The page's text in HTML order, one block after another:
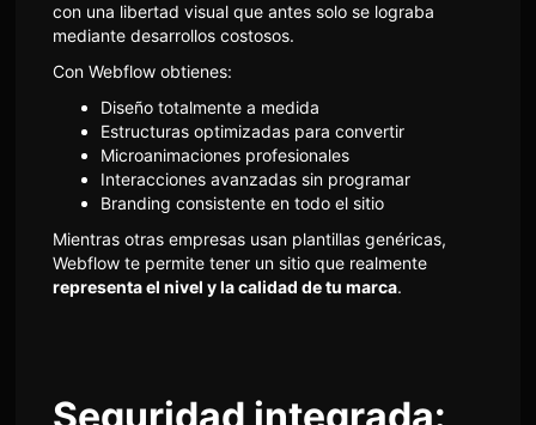
con una libertad visual que antes solo se lograba
mediante desarrollos costosos.
Con Webflow obtienes:
Diseño totalmente a medida
Estructuras optimizadas para convertir
Microanimaciones profesionales
Interacciones avanzadas sin programar
Branding consistente en todo el sitio
Mientras otras empresas usan plantillas genéricas,
Webflow te permite tener un sitio que realmente
representa el nivel y la calidad de tu marca.